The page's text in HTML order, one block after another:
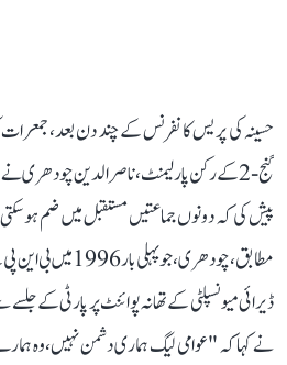
حسینہ کی پریس کانفرنس کے چند دن بعد،
گنج-2 کے رکن پارلیمنٹ، ناصر الدین چودھری
پیش کی کہ دونوں جماعتیں مستقبل میں ضم ہو
مطابق، چودھری، جو
ڈیرائی میونسپلٹی کے تھانہ پوائنٹ پر پارٹی
نے کہا کہ "عوامی لیگ ہماری دشمن نہیں، وہ